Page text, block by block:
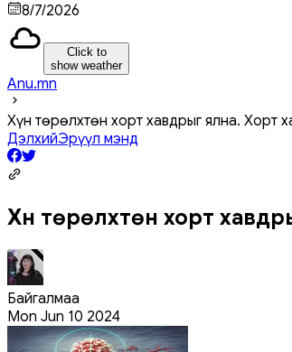
8/7/2026
Click to
show weather
Anu.mn
Хүн төрөлхтөн хорт хавдрыг ялна. Хорт
ДэлхийЭрүүл мэнд
Хүн төрөлхтөн хорт
Байгалмаа
Mon Jun 10 2024